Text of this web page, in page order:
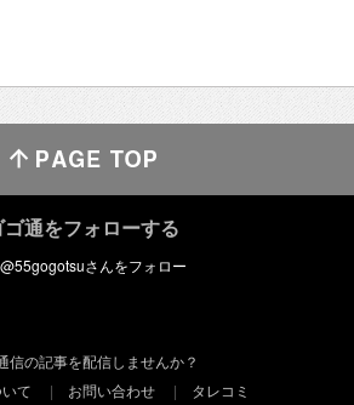
ゴ通をフォローする
信の記事を配信しませんか？
て
お問い合わせ タレコミ